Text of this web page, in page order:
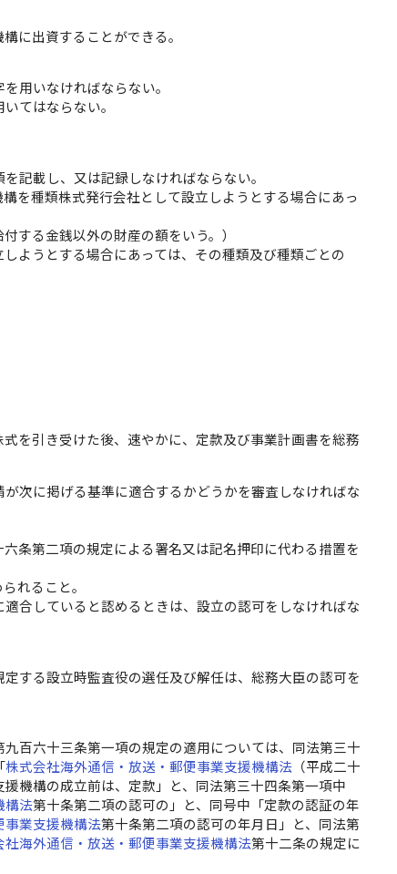
に出資することができる。
用いなければならない。
てはならない。
記載し、又は記録しなければならない。
を種類株式発行会社として設立しようとする場合にあっ
する金銭以外の財産の額をいう。）
ようとする場合にあっては、その種類及び種類ごとの
を引き受けた後、速やかに、定款及び事業計画書を総務
次に掲げる基準に適合するかどうかを審査しなければな
六条第二項の規定による署名又は記名押印に代わる措置を
れること。
合していると認めるときは、設立の認可をしなければな
する設立時監査役の選任及び解任は、総務大臣の認可を
百六十三条第一項の規定の適用については、同法第三十
株式会社海外通信・放送・郵便事業支援機構法（平成二十
機構の成立前は、定款」と、同法第三十四条第一項中
構法第十条第二項の認可の」と、同号中「定款の認証の年
事業支援機構法第十条第二項の認可の年月日」と、同法第
社海外通信・放送・郵便事業支援機構法第十二条の規定に